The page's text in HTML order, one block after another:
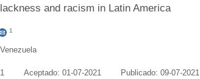
and racism in Latin America
1
Venezuela
Aceptado: 01-07-2021 Publicado: 09-07-2021